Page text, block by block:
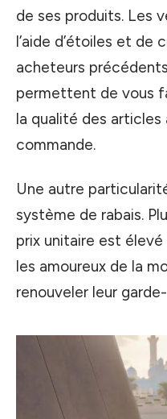
de ses produits. Les
l’aide d’étoiles et de
acheteurs
permettent de vous
la qualité des articles
commande.
Une autre
système de rabais.
prix unitaire est
les amoureux de la
renouveler leur